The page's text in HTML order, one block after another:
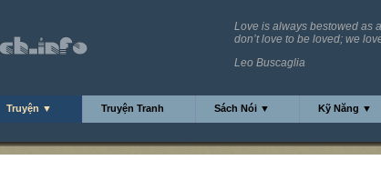
Love is always bestowed as
don’t love to be loved; we
Leo Buscaglia
Truyện ▼ Truyện Tranh Sách Nói ▼ Kỹ Năng ▼